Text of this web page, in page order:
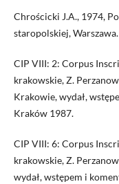
Chrościcki J.A., 1974,
staropolskiej, Warszawa.
CIP VIII: 2: Corpus
krakowskie, Z.
Krakowie, wydał,
Kraków 1987.
CIP VIII: 6: Corpus
krakowskie, Z.
wydał, wstępem i